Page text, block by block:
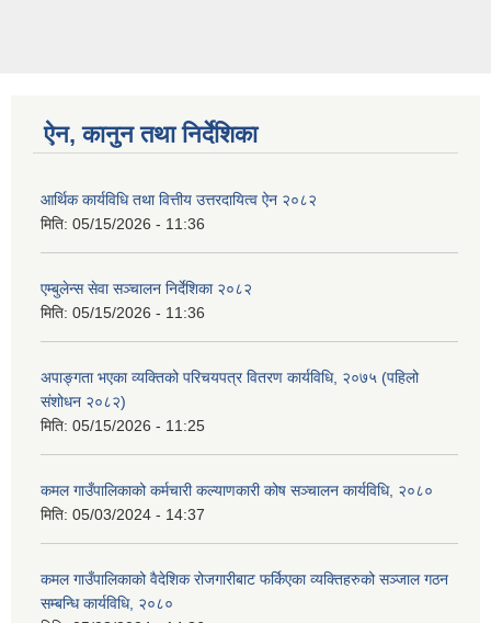
ऐन, कानुन तथा निर्देशिका
आर्थिक कार्यविधि तथा वित्तीय उत्तरदायित्व ऐन २०८२
मिति: 05/15/2026 - 11:36
एम्बुलेन्स सेवा सञ्चालन निर्देशिका २०८२
मिति: 05/15/2026 - 11:36
अपाङ्गता भएका व्यक्तिको परिचयपत्र वितरण कार्यविधि, २०७५ (पहिलो
संशोधन २०८२)
मिति: 05/15/2026 - 11:25
कमल गाउँपालिकाको कर्मचारी कल्याणकारी कोष सञ्चालन कार्यविधि, २०८०
मिति: 05/03/2024 - 14:37
कमल गाउँपालिकाको वैदेशिक रोजगारीबाट फर्किएका व्यक्तिहरुको सञ्जाल गठन
सम्बन्धि कार्यविधि, २०८०